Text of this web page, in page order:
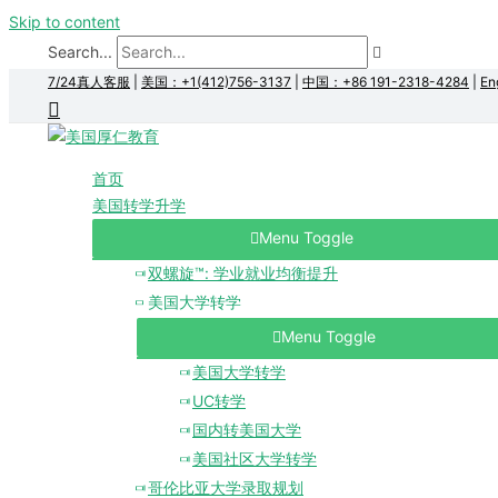
Skip to content
Search...
7/24真人客服 美国：+1(412)756-3137 中国：+86 191-2318-4284
首页
美国转学升学
Menu Toggle
双螺旋™: 学业就业均衡提升
美国大学转学
Menu Toggle
美国大学转学
UC转学
国内转美国大学
美国社区大学转学
哥伦比亚大学录取规划